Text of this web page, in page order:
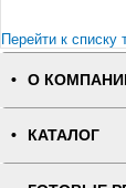
Перейти к списку
О
КАТАЛОГ